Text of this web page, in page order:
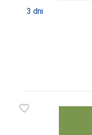
3 dni
favorite_border